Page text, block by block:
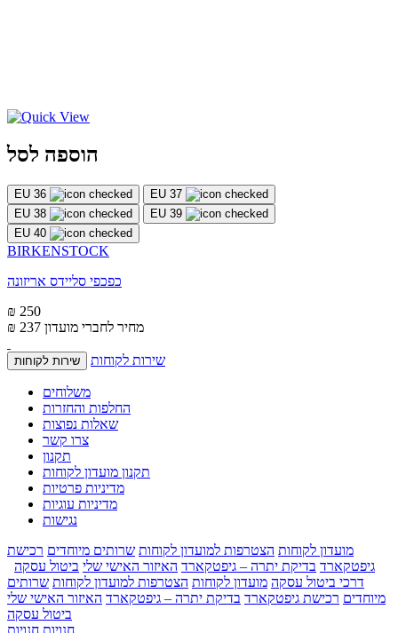
הוספה לסל
EU 36
EU 37
EU 38
EU 39
EU 40
BIRKENSTOCK
כפכפי סליידס אריזונה
₪ 250
₪ 237 מחיר לחברי מועדון
שירות לקוחות שירות לקוחות
משלוחים
החלפות והחזרות
שאלות נפוצות
צרו קשר
תקנון
תקנון מועדון לקוחות
מדיניות פרטיות
מדיניות עוגיות
נגישות
מועדון לקוחות הצטרפות למועדון לקוחות שרותים מיוחדים רכישת
גיפטקארד בדיקת יתרה – גיפטקארד האיזור האישי שלי ביטול עסקה
דרכי ביטול עסקה מועדון לקוחות הצטרפות למועדון לקוחות שרותים
מיוחדים רכישת גיפטקארד בדיקת יתרה – גיפטקארד האיזור האישי שלי
ביטול עסקה
חנויות חנויות